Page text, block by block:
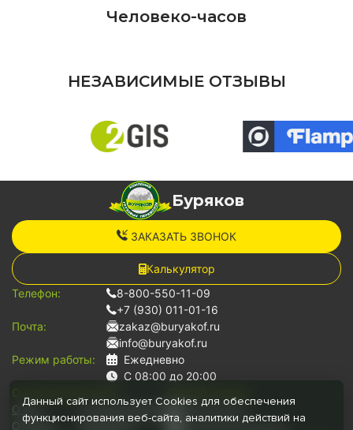
Человеко-часов
НЕЗАВИСИМЫЕ ОТЗЫВЫ
Буряков
ЗАКАЗАТЬ ЗВОНОК
Калькулятор
Телефон:
8-800-550-11-09
+7 (930) 011-01-16
Почта:
zakaz@buryakof.ru
info@buryakof.ru
Режим работы:
Ежедневно
С 08:00 до 20:00
О компании:
О нас
Отзывы
Грузоперевозки
Переезды
Наличными
Банковской картой
Данный сайт использует Cookies для обеспечения
функционирования веб-сайта, аналитики действий на